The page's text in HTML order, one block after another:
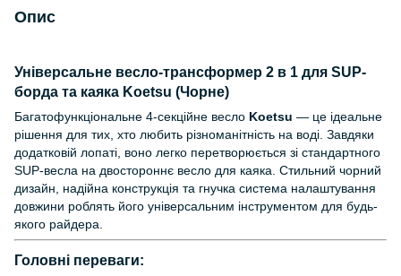
Опис
Універсальне весло-трансформер 2 в 1 для SUP-
борда та каяка Koetsu (Чорне)
Багатофункціональне 4-секційне весло Koetsu — це ідеальне
рішення для тих, хто любить різноманітність на воді. Завдяки
додатковій лопаті, воно легко перетворюється зі стандартного
SUP-весла на двостороннє весло для каяка. Стильний чорний
дизайн, надійна конструкція та гнучка система налаштування
довжини роблять його універсальним інструментом для будь-
якого райдера.
Головні переваги: